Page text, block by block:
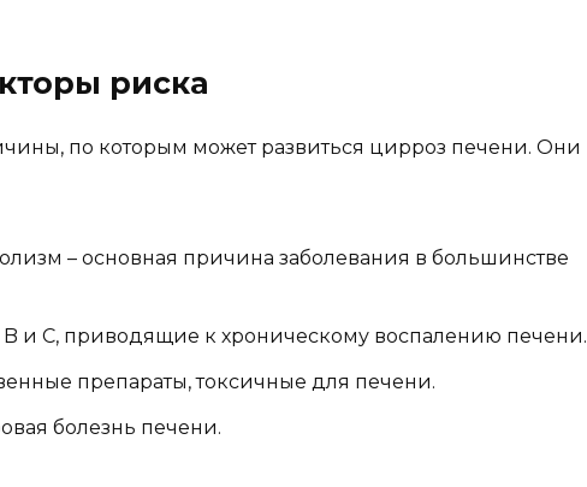
риска
по которым может развиться цирроз печени. Они
– основная причина заболевания в большинстве
и C, приводящие к хроническому воспалению печени.
препараты, токсичные для печени.
болезнь печени.